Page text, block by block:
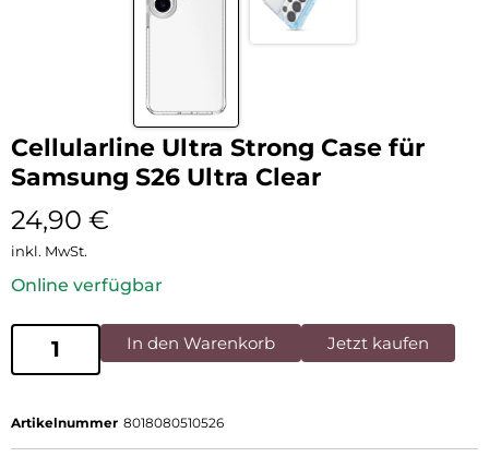
Cellularline Ultra Strong Case für
Samsung S26 Ultra Clear
24,90 €
inkl. MwSt.
Online verfügbar
In den Warenkorb Jetzt kaufen
Artikelnummer 8018080510526